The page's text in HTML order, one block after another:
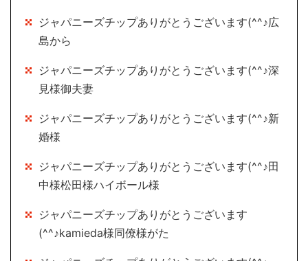
ジャパニーズチップありがとうございます(^^♪広
島から
ジャパニーズチップありがとうございます(^^♪深
見様御夫妻
ジャパニーズチップありがとうございます(^^♪新
婚様
ジャパニーズチップありがとうございます(^^♪田
中様松田様ハイボール様
ジャパニーズチップありがとうございます
(^^♪kamieda様同僚様がた